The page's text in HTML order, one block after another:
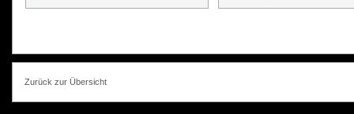
Zurück zur Übersicht